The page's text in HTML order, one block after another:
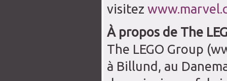
visitez
À propos de The
The LEGO Group
à Billund, au